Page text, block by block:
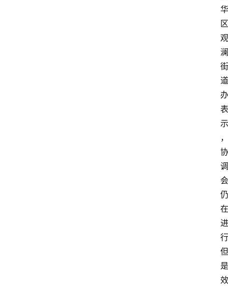
华
区
观
澜
街
道
办
表
示
，
协
调
会
仍
在
进
行
但
是
效